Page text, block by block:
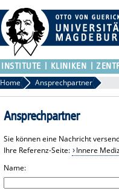
INSTITUTE KLINIKEN
Home Ansprechpartner
Ansprechpartner
Sie können eine Nachricht
Ihre Referenz-Seite:
Innere
Name: